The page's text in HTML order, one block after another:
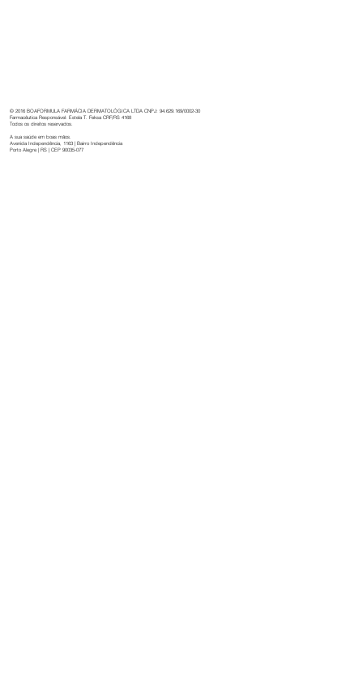
© 2016 BOAFORMULA FARMÁCIA DERMATOLÓGICA LTDA CNPJ: 94.629.169/0002-30
Farmacêutica Responsável: Estela T. Feksa CRF/RS 4168
Todos os direitos reservados.
A sua saúde em boas mãos.
Avenida Independência, 1163 | Bairro Independência
Porto Alegre | RS | CEP 90035-077